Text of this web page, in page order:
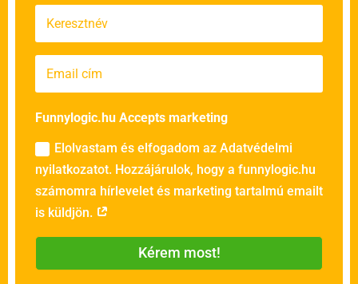
Funnylogic.hu Accepts marketing
Elolvastam és elfogadom az Adatvédelmi
nyilatkozatot. Hozzájárulok, hogy a funnylogic.hu
számomra hírlevelet és marketing tartalmú emailt
is küldjön.
Kérem most!